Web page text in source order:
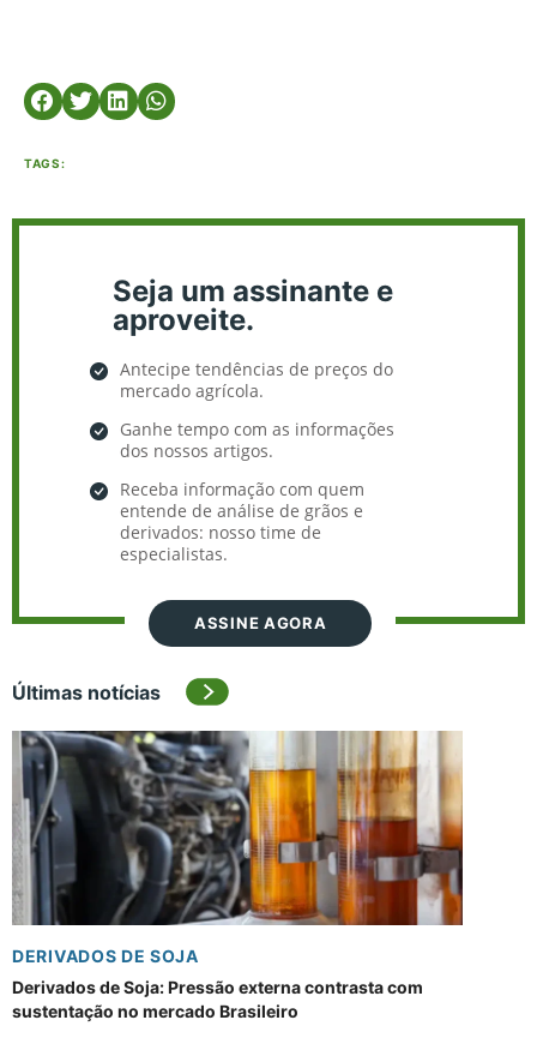
TAGS:
Seja um assinante e
aproveite.
Antecipe tendências de preços do
mercado agrícola.
Ganhe tempo com as informações
dos nossos artigos.
Receba informação com quem
entende de análise de grãos e
derivados: nosso time de
especialistas.
ASSINE AGORA
Últimas notícias
DERIVADOS DE SOJA
Derivados de Soja: Pressão externa contrasta com
sustentação no mercado Brasileiro